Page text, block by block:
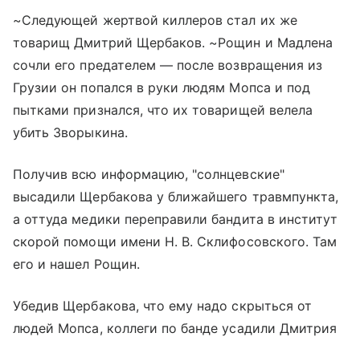
~Следующей жертвой киллеров стал их же
товарищ Дмитрий Щербаков. ~Рощин и Мадлена
сочли его предателем — после возвращения из
Грузии он попался в руки людям Мопса и под
пытками признался, что их товарищей велела
убить Зворыкина.
Получив всю информацию, "солнцевские"
высадили Щербакова у ближайшего травмпункта,
а оттуда медики переправили бандита в институт
скорой помощи имени Н. В. Склифосовского. Там
его и нашел Рощин.
Убедив Щербакова, что ему надо скрыться от
людей Мопса, коллеги по банде усадили Дмитрия